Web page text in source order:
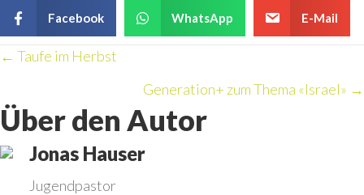
Facebook WhatsApp E-Mail
Posts
navigation
← Taufe im Herbst
Generation+ zum Thema «Israel» →
Über den Autor
Jonas Hauser
Jugendpastor